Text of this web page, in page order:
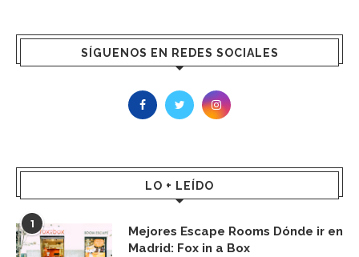
SÍGUENOS EN REDES SOCIALES
LO + LEÍDO
1
Mejores Escape Rooms Dónde ir en
Madrid: Fox in a Box